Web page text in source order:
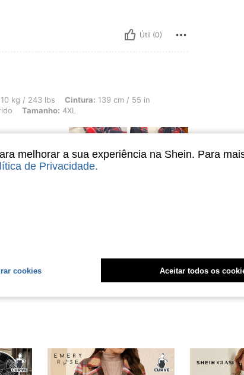
Útil (0)
Cintura: 139 cm / 55 in, Quadris: 150 cm / 59 in, Busto: 127 cm / 50.0
kg / 243 lbs Cintura: 139 cm / 55 in
Tamanho: 4XL
melhorar a sua experiência na Shein. Para
de Privacidade.
cookies Aceitar todos os